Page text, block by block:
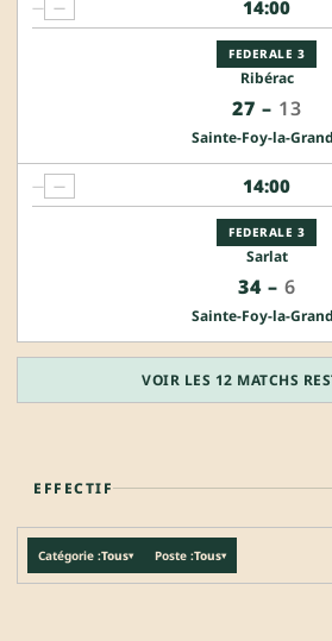
14:00
FEDERALE 3
Ribérac
27 – 13
Sainte-Foy-la-
— —
14:00
FEDERALE 3
Sarlat
34– 6
Sainte-Foy-la-
— —
VOIR LES 12 MATCHS
EFFECTIF
Catégorie :Tous▾ Poste :Tous▾